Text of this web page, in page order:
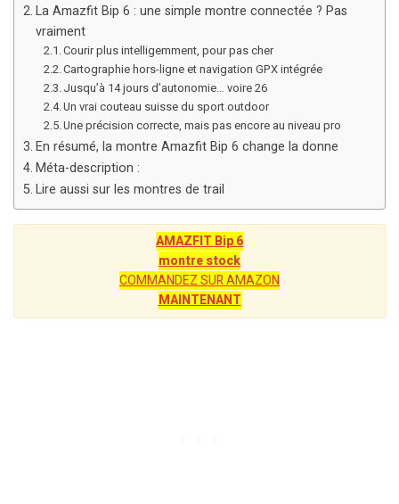
La Amazfit Bip 6 : une simple montre connectée ? Pas
vraiment
Courir plus intelligemment, pour pas cher
Cartographie hors-ligne et navigation GPX intégrée
Jusqu’à 14 jours d’autonomie… voire 26
Un vrai couteau suisse du sport outdoor
Une précision correcte, mais pas encore au niveau pro
En résumé, la montre Amazfit Bip 6 change la donne
Méta-description :
Lire aussi sur les montres de trail
AMAZFIT Bip 6
montre stock
COMMANDEZ SUR AMAZON
MAINTENANT